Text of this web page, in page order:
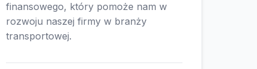
finansowego, który pomoże nam w
rozwoju naszej firmy w branży
transportowej.